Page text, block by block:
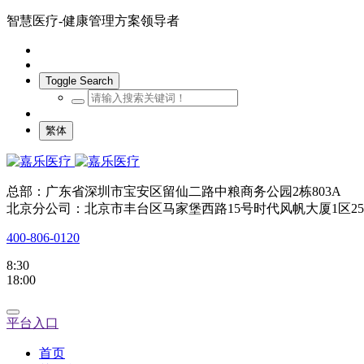
智慧医疗-健康管理方案领导者
Toggle Search
繁体
总部：广东省深圳市宝安区留仙二路中粮商务公园2栋803A
北京分公司：北京市丰台区马家堡西路15号时代风帆大厦1区
400-806-0120
8:30
18:00
平台入口
首页